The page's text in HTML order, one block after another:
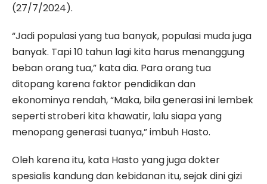
(27/7/2024).
“Jadi populasi yang tua banyak, populasi muda juga
banyak. Tapi 10 tahun lagi kita harus menanggung
beban orang tua,” kata dia. Para orang tua
ditopang karena faktor pendidikan dan
ekonominya rendah, “Maka, bila generasi ini lembek
seperti stroberi kita khawatir, lalu siapa yang
menopang generasi tuanya,” imbuh Hasto.
Oleh karena itu, kata Hasto yang juga dokter
spesialis kandung dan kebidanan itu, sejak dini gizi